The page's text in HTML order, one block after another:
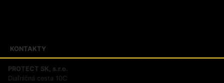
KONTAKTY
PROTECT SK, s.r.o.
Diaľničná cesta 10C